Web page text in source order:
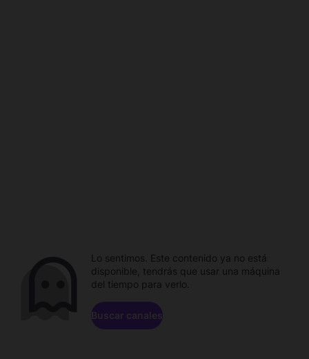
Lo sentimos. Este contenido ya no está
disponible, tendrás que usar una máquina
del tiempo para verlo.
Buscar canales